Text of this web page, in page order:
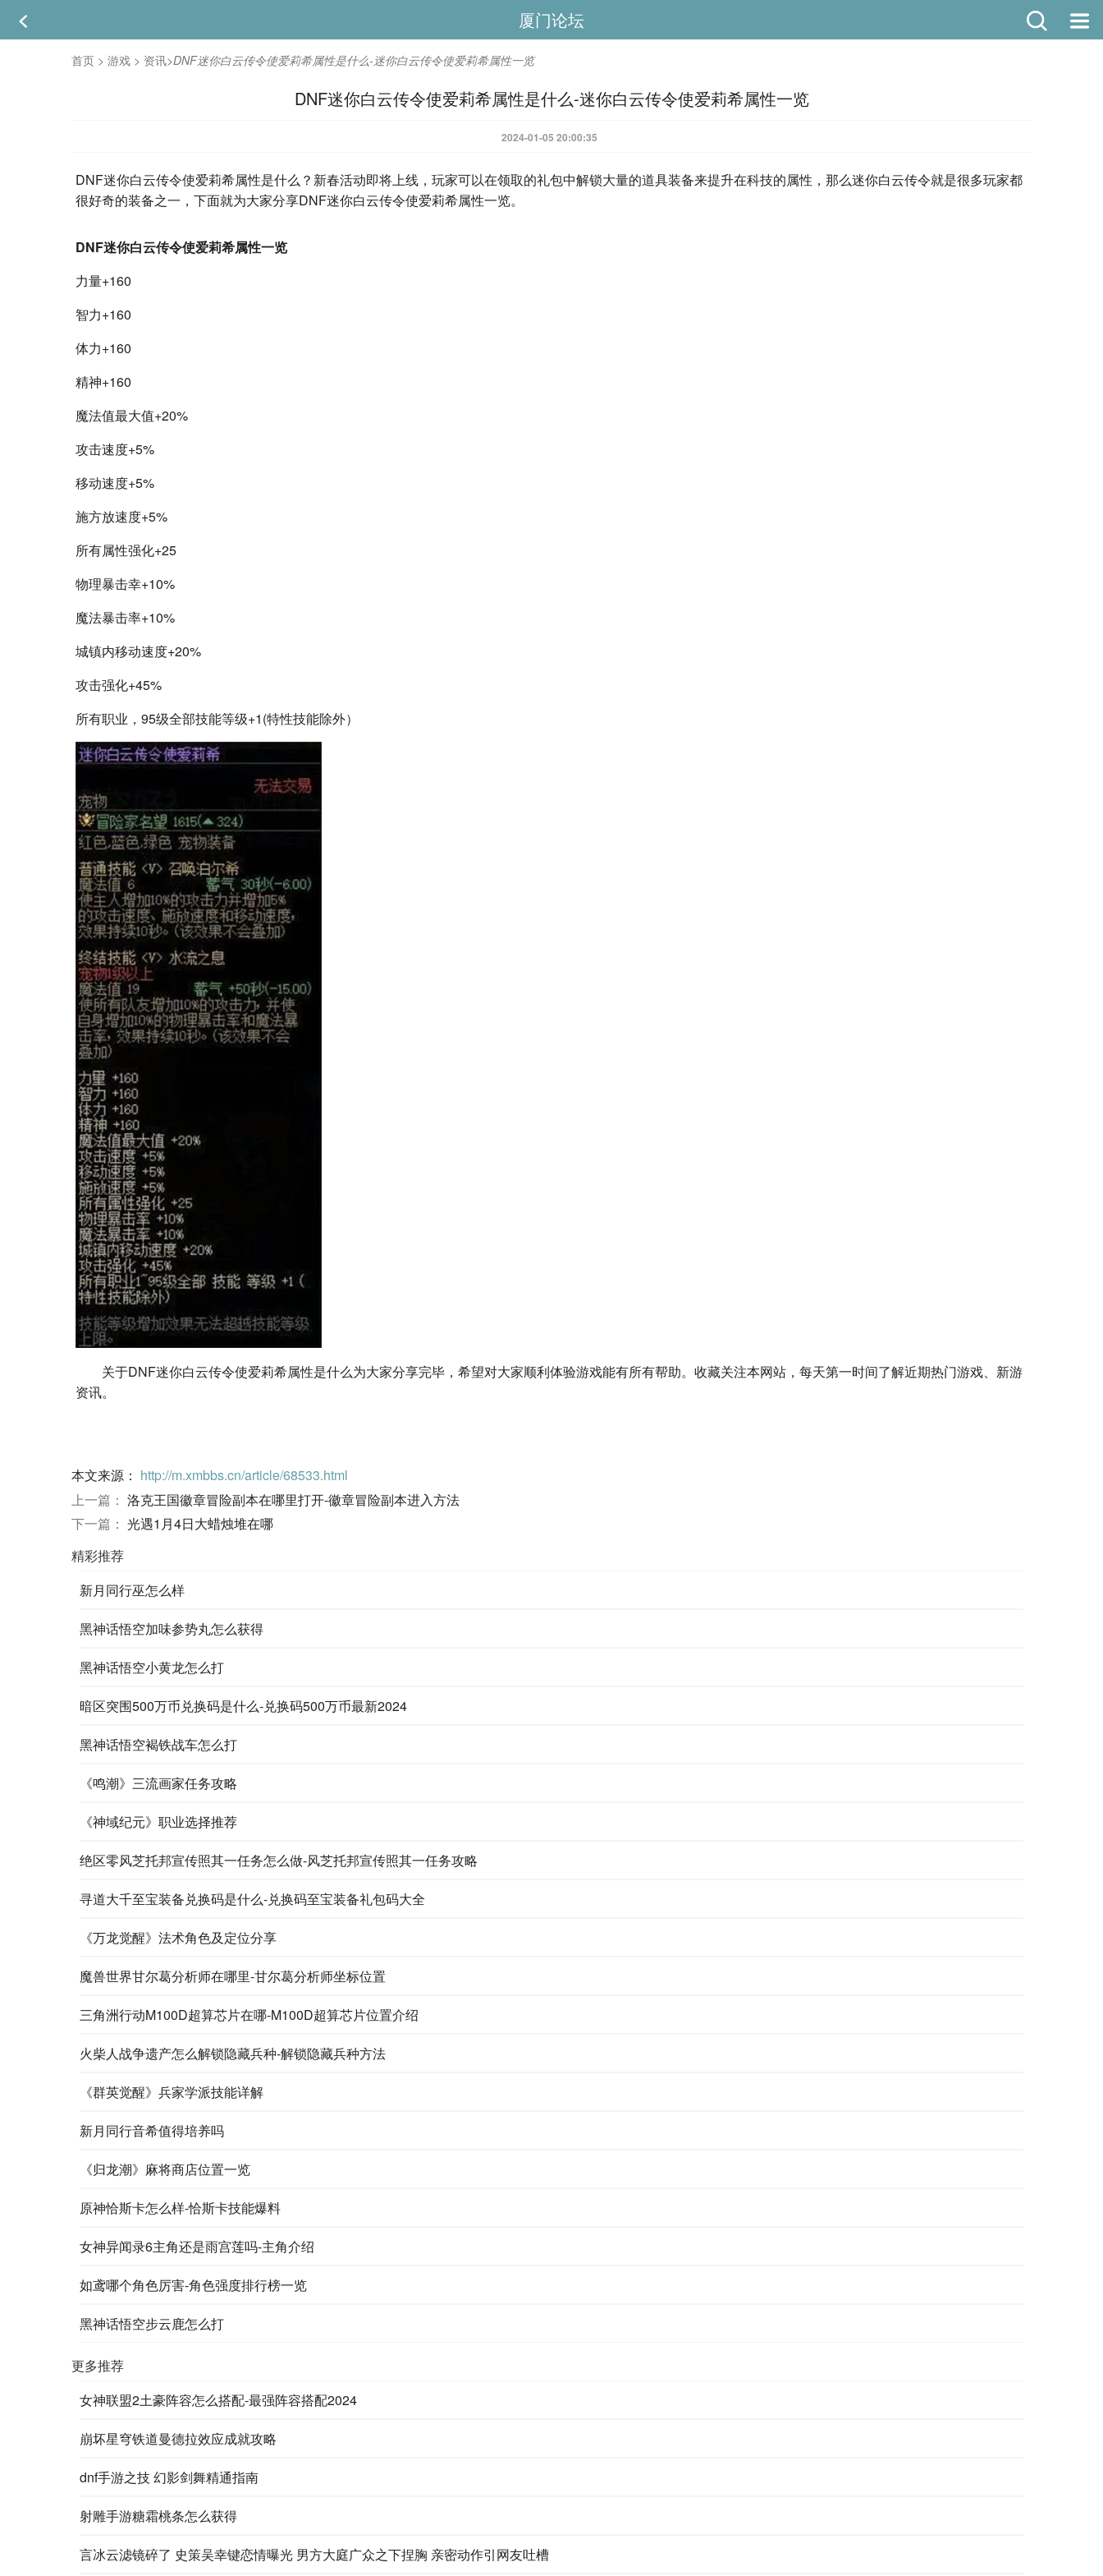
厦门论坛
首页 > 游戏 > 资讯>DNF迷你白云传令使爱莉希属性是什么-迷你白云传令使爱莉希属性一览
DNF迷你白云传令使爱莉希属性是什么-迷你白云传令使爱莉希属性一览
2024-01-05 20:00:35
DNF迷你白云传令使爱莉希属性是什么？新春活动即将上线，玩家可以在领取的礼包中解锁大量的道具装备来提升在科技的属性，那么迷你白云传令就是很多玩家都
很好奇的装备之一，下面就为大家分享DNF迷你白云传令使爱莉希属性一览。
DNF迷你白云传令使爱莉希属性一览
力量+160
智力+160
体力+160
精神+160
魔法值最大值+20%
攻击速度+5%
移动速度+5%
施方放速度+5%
所有属性强化+25
物理暴击幸+10%
魔法暴击率+10%
城镇内移动速度+20%
攻击强化+45%
所有职业，95级全部技能等级+1(特性技能除外）
关于DNF迷你白云传令使爱莉希属性是什么为大家分享完毕，希望对大家顺利体验游戏能有所有帮助。收藏关注本网站，每天第一时间了解近期热门游戏、新游
资讯。
本文来源： http://m.xmbbs.cn/article/68533.html
上一篇： 洛克王国徽章冒险副本在哪里打开-徽章冒险副本进入方法
下一篇： 光遇1月4日大蜡烛堆在哪
精彩推荐
新月同行巫怎么样
黑神话悟空加味参势丸怎么获得
黑神话悟空小黄龙怎么打
暗区突围500万币兑换码是什么-兑换码500万币最新2024
黑神话悟空褐铁战车怎么打
《鸣潮》三流画家任务攻略
《神域纪元》职业选择推荐
绝区零风芝托邦宣传照其一任务怎么做-风芝托邦宣传照其一任务攻略
寻道大千至宝装备兑换码是什么-兑换码至宝装备礼包码大全
《万龙觉醒》法术角色及定位分享
魔兽世界甘尔葛分析师在哪里-甘尔葛分析师坐标位置
三角洲行动M100D超算芯片在哪-M100D超算芯片位置介绍
火柴人战争遗产怎么解锁隐藏兵种-解锁隐藏兵种方法
《群英觉醒》兵家学派技能详解
新月同行音希值得培养吗
《归龙潮》麻将商店位置一览
原神恰斯卡怎么样-恰斯卡技能爆料
女神异闻录6主角还是雨宫莲吗-主角介绍
如鸢哪个角色厉害-角色强度排行榜一览
黑神话悟空步云鹿怎么打
更多推荐
女神联盟2土豪阵容怎么搭配-最强阵容搭配2024
崩坏星穹铁道曼德拉效应成就攻略
dnf手游之技 幻影剑舞精通指南
射雕手游糖霜桃条怎么获得
言冰云滤镜碎了 史策吴幸键恋情曝光 男方大庭广众之下捏胸 亲密动作引网友吐槽